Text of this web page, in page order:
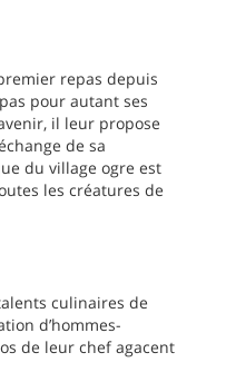
repas depuis
pour autant ses
il leur propose
de sa
du village ogre est
les créatures de
culinaires de
d’hommes-
de leur chef agacent